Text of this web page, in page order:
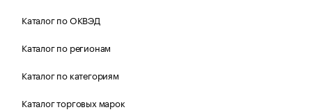
Каталог по ОКВЭД
Каталог по регионам
Каталог по категориям
Каталог торговых марок